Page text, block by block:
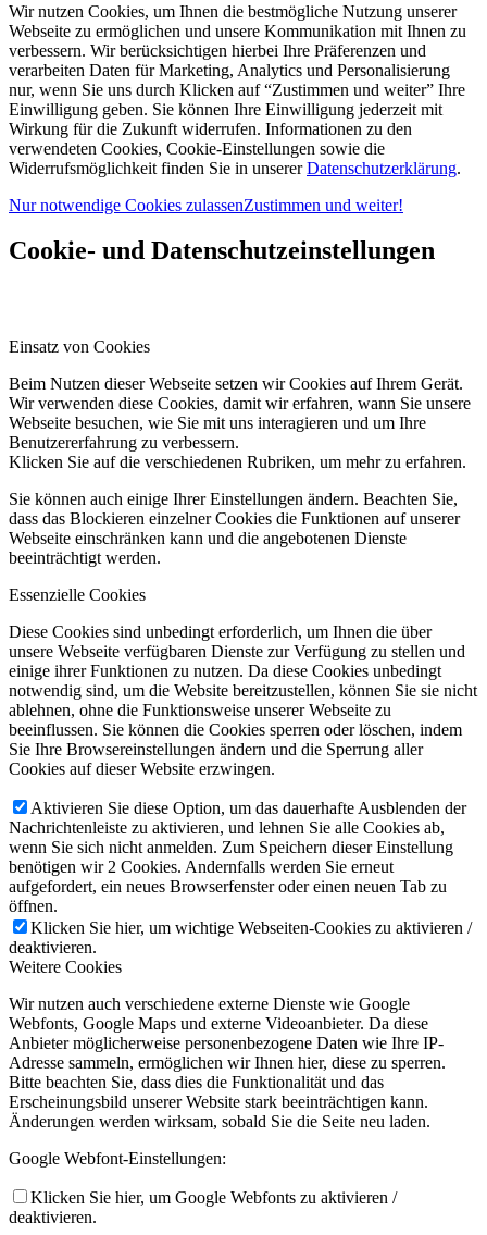
Wir nutzen Cookies, um Ihnen die bestmögliche Nutzung unserer
Webseite zu ermöglichen und unsere Kommunikation mit Ihnen zu
verbessern. Wir berücksichtigen hierbei Ihre Präferenzen und
verarbeiten Daten für Marketing, Analytics und Personalisierung
nur, wenn Sie uns durch Klicken auf “Zustimmen und weiter” Ihre
Einwilligung geben. Sie können Ihre Einwilligung jederzeit mit
Wirkung für die Zukunft widerrufen. Informationen zu den
verwendeten Cookies, Cookie-Einstellungen sowie die
Widerrufsmöglichkeit finden Sie in unsererDatenschutzerklärung.
Nur notwendige Cookies zulassenZustimmen und weiter!
Cookie- und Datenschutzeinstellungen
Einsatz von Cookies
Beim Nutzen dieser Webseite setzen wir Cookies auf Ihrem Gerät.
Wir verwenden diese Cookies, damit wir erfahren, wann Sie unsere
Webseite besuchen, wie Sie mit uns interagieren und um Ihre
Benutzererfahrung zu verbessern.
Klicken Sie auf die verschiedenen Rubriken, um mehr zu erfahren.
Sie können auch einige Ihrer Einstellungen ändern. Beachten Sie,
dass das Blockieren einzelner Cookies die Funktionen auf unserer
Webseite einschränken kann und die angebotenen Dienste
beeinträchtigt werden.
Essenzielle Cookies
Diese Cookies sind unbedingt erforderlich, um Ihnen die über
unsere Webseite verfügbaren Dienste zur Verfügung zu stellen und
einige ihrer Funktionen zu nutzen. Da diese Cookies unbedingt
notwendig sind, um die Website bereitzustellen, können Sie sie nicht
ablehnen, ohne die Funktionsweise unserer Webseite zu
beeinflussen. Sie können die Cookies sperren oder löschen, indem
Sie Ihre Browsereinstellungen ändern und die Sperrung aller
Cookies auf dieser Website erzwingen.
Aktivieren Sie diese Option, um das dauerhafte Ausblenden der
Nachrichtenleiste zu aktivieren, und lehnen Sie alle Cookies ab,
wenn Sie sich nicht anmelden. Zum Speichern dieser Einstellung
benötigen wir 2 Cookies. Andernfalls werden Sie erneut
aufgefordert, ein neues Browserfenster oder einen neuen Tab zu
öffnen.
Klicken Sie hier, um wichtige Webseiten-Cookies zu aktivieren /
deaktivieren.
Weitere Cookies
Wir nutzen auch verschiedene externe Dienste wie Google
Webfonts, Google Maps und externe Videoanbieter. Da diese
Anbieter möglicherweise personenbezogene Daten wie Ihre IP-
Adresse sammeln, ermöglichen wir Ihnen hier, diese zu sperren.
Bitte beachten Sie, dass dies die Funktionalität und das
Erscheinungsbild unserer Website stark beeinträchtigen kann.
Änderungen werden wirksam, sobald Sie die Seite neu laden.
Google Webfont-Einstellungen:
Klicken Sie hier, um Google Webfonts zu aktivieren /
deaktivieren.